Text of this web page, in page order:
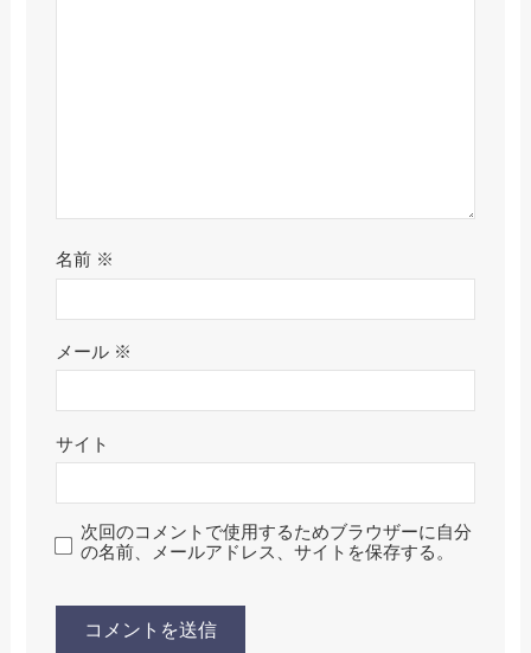
名前 ※
メール ※
サイト
次回のコメントで使用するためブラウザーに自分
の名前、メールアドレス、サイトを保存する。